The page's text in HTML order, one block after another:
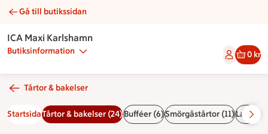
Studenttårta | Catering ICA Maxi Karlshamn
Gå till butikssidan
ICA Maxi Karlshamn
Butiksinformation 0 kr
Tårtor & bakelser
StartsidaTårtor & bakelser (24)Bufféer (6)Smörgåstårtor (11)